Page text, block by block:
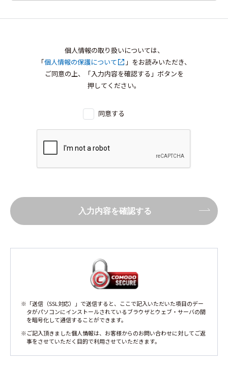
個人情報の取り扱いについては、
「個人情報の保護について
」をお読みいただき、
ご同意の上、「入力内容を確認する」ボタンを
押してください。
同意する
※「送信（SSL対応）」で送信すると、ここで記入いただいた項目のデー
タがパソコンにインストールされているブラウザとウェブ・サーバの間
を暗号化して通信することができます。
※ご記入頂きました個人情報は、お客様からのお問い合わせに対してご返
事をさせていただく目的で利用させていただきます。